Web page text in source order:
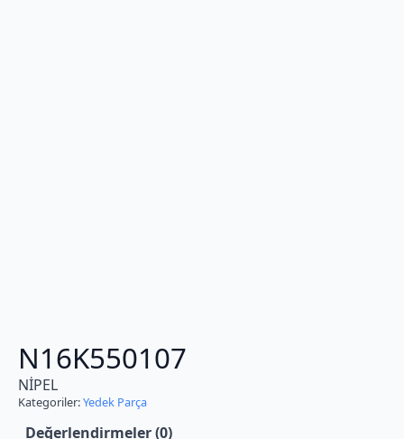
N16K550107
NİPEL
Kategoriler:Yedek Parça
Değerlendirmeler (0)